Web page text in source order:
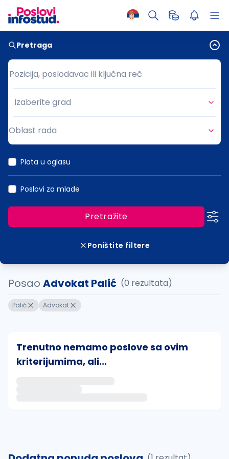
Pretraga
Pozicija, poslodavac ili ključna reč
Pozicija, poslodavac ili ključna reč
Grad
Izaberite grad
Oblast rada
Plata u oglasu
Poslovi za mlade
Pretražite
Poništite filtere
Posao Advokat Palić (0 rezultata)
Palić Advokat
Trenutno nemamo poslove sa ovim
kriterijumima, ali...